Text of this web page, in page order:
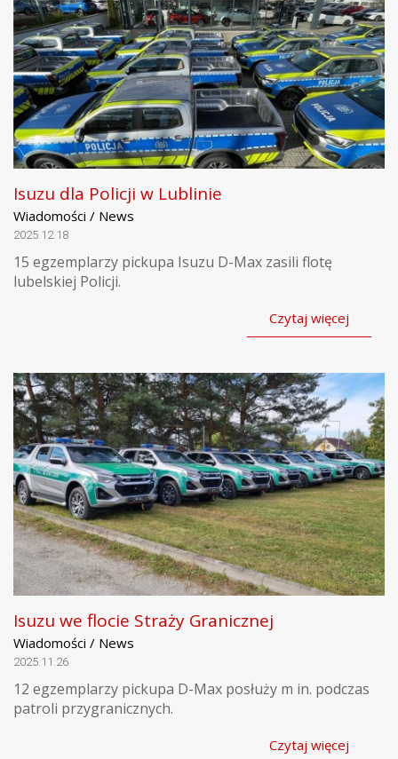
Isuzu dla Policji w Lublinie
Wiadomości / News
2025.12.18
15 egzemplarzy pickupa Isuzu D-Max zasili flotę
lubelskiej Policji.
Czytaj więcej
Isuzu we flocie Straży Granicznej
Wiadomości / News
2025.11.26
12 egzemplarzy pickupa D-Max posłuży m in. podczas
patroli przygranicznych.
Czytaj więcej